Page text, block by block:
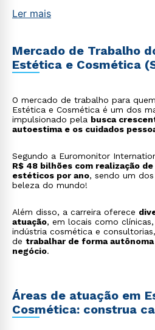
Ler mais
Mercado de Trabalho
Estética e Cosmética
O mercado de trabalho para
Estética e Cosmética é um dos
impulsionado pela busca
autoestima e os cuidados
Segundo a Euromonitor
R$ 48 bilhões com realização
estéticos por ano, sendo um
beleza do mundo!
Além disso, a carreira oferece
atuação, em locais como
indústria cosmética e
de trabalhar de forma
negócio.
Áreas de atuação em
Cosmética: construa